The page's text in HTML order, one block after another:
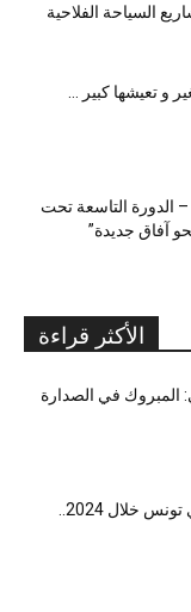
السياحة الفلاحية
و تعيشها كبير …
– الدورة التاسعة تحت
آفاق جديدة”
الأكثر قراءة
المبروك في الصدارة